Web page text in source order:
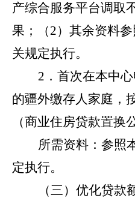
产综合服务平台调取
果；（2）其余资料
关规定执行。
2．首次在本中
的疆外缴存人家庭，
（商业住房贷款置换
所需资料：参照
定执行。
（三）优化贷款